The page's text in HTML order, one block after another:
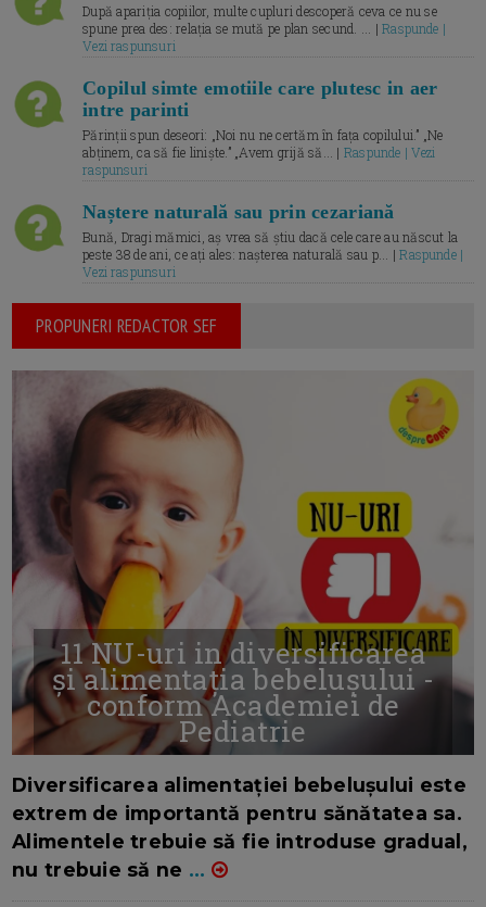
După apariția copiilor, multe cupluri descoperă ceva ce nu se
spune prea des: relația se mută pe plan secund. ... |Raspunde |
Vezi raspunsuri
Copilul simte emotiile care plutesc in aer
intre parinti
Părinții spun deseori: „Noi nu ne certăm în fața copilului.” „Ne
abținem, ca să fie liniște.” „Avem grijă să... | Raspunde | Vezi
raspunsuri
Naștere naturală sau prin cezariană
Bună, Dragi mămici, aș vrea să știu dacă cele care au născut la
peste 38 de ani, ce ați ales: nașterea naturală sau p... |Raspunde |
Vezi raspunsuri
PROPUNERI REDACTOR SEF
11 NU-uri in diversificarea
și alimentația bebelușului -
conform Academiei de
Pediatrie
Diversificarea alimentației bebelușului este
extrem de importantă pentru sănătatea sa.
Alimentele trebuie să fie introduse gradual,
nu trebuie să ne ...